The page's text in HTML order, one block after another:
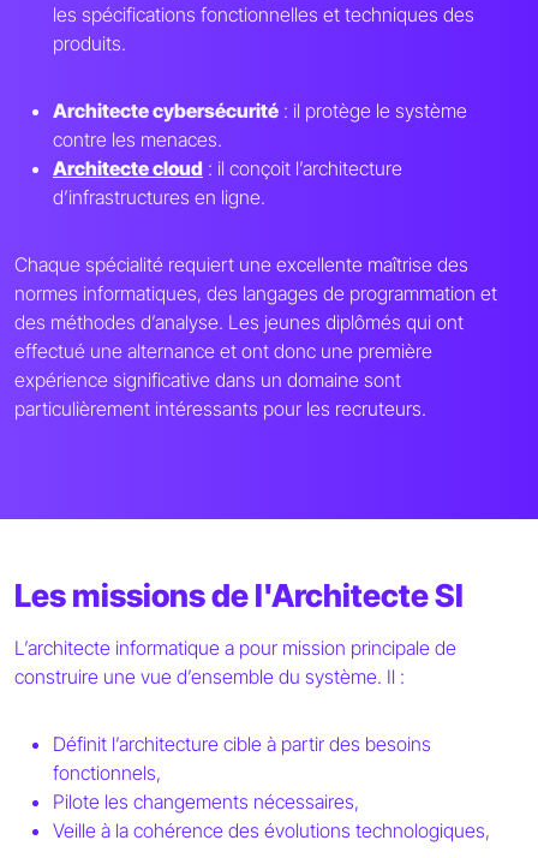
les spécifications fonctionnelles et techniques des
produits.
Architecte cybersécurité : il protège le système
contre les menaces.
Architecte cloud : il conçoit l’architecture
d’infrastructures en ligne.
Chaque spécialité requiert une excellente maîtrise des
normes informatiques, des langages de programmation et
des méthodes d’analyse. Les jeunes diplômés qui ont
effectué une alternance et ont donc une première
expérience significative dans un domaine sont
particulièrement intéressants pour les recruteurs.
Les missions de l'Architecte SI
L’architecte informatique a pour mission principale de
construire une vue d’ensemble du système. Il :
Définit l’architecture cible à partir des besoins
fonctionnels,
Pilote les changements nécessaires,
Veille à la cohérence des évolutions technologiques,